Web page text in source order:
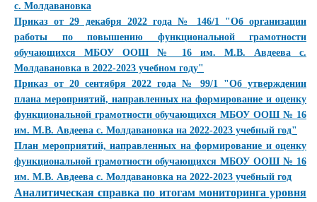
с. Молдавановка
Приказ от 29 декабря 2022 года № 146/1 "Об организации
работы по повышению функциональной грамотности
обучающихся МБОУ ООШ № 16 им. М.В. Авдеева с.
Молдавановка в 2022-2023 учебном году"
Приказ от 20 сентября 2022 года № 99/1 "Об утверждении
плана мероприятий, направленных на формирование и оценку
функциональной грамотности обучающихся МБОУ ООШ № 16
им. М.В. Авдеева с. Молдавановка на 2022-2023 учебный год"
План мероприятий, направленных на формирование и оценку
функциональной грамотности обучающихся МБОУ ООШ № 16
им. М.В. Авдеева с. Молдавановка на 2022-2023 учебный год
Аналитическая справкапо итогам мониторинга уровня